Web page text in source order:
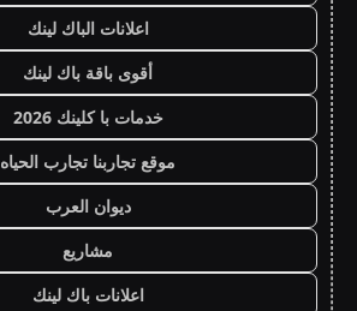
اعلانات الباك لينك
أقوى باقة باك لينك
خدمات با كلينك 2026
موقع تجاربنا تجارب الحياه
ديوان العرب
مشاريع
اعلانات باك لينك